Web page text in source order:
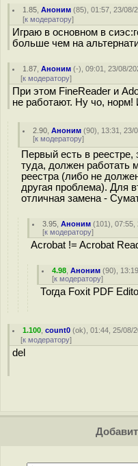
1.85 ,Аноним (85), 01:57, 23/08/
[к модератору]
Играю в основном в
больше чем на
1.87 ,Аноним (-), 09:01, 23/08/
[к модератору]
При этом FineReader и
не работают. Ну чо, норм!
2.90 ,Аноним (90), 13:31, 23/
[к модератору]
Первый есть в
туда, должен работать
реестра (либо не
другая проблема). Для
отличная замена -
3.95 ,Аноним (101), 07:55,
[к модератору]
Acrobat != Acrobat
4.98 ,Аноним (90),
[к модератору]
Тогда Foxit PDF
1.100 ,count0 (ok), 01:44, 25/08/
[к модератору]
del